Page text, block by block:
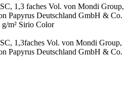
1,3 faches Vol. von Mondi Group,
Papyrus Deutschland GmbH & Co.
m² Sirio Color
1,3faches Vol. von Mondi Group,
Papyrus Deutschland GmbH & Co.